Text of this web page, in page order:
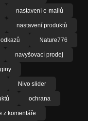
nastavení e-mailů
nastavení produktů
Nature776
navyšovací prodej
Nivo slider
ochrana
z komentáře